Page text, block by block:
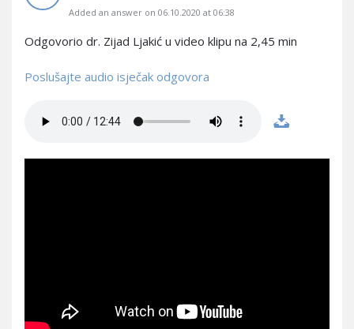
Added an answer on 06.10.2020 at 06:38
Odgovorio dr. Zijad Ljakić u video klipu na 2,45 min
Poslušajte audio isječak odgovora